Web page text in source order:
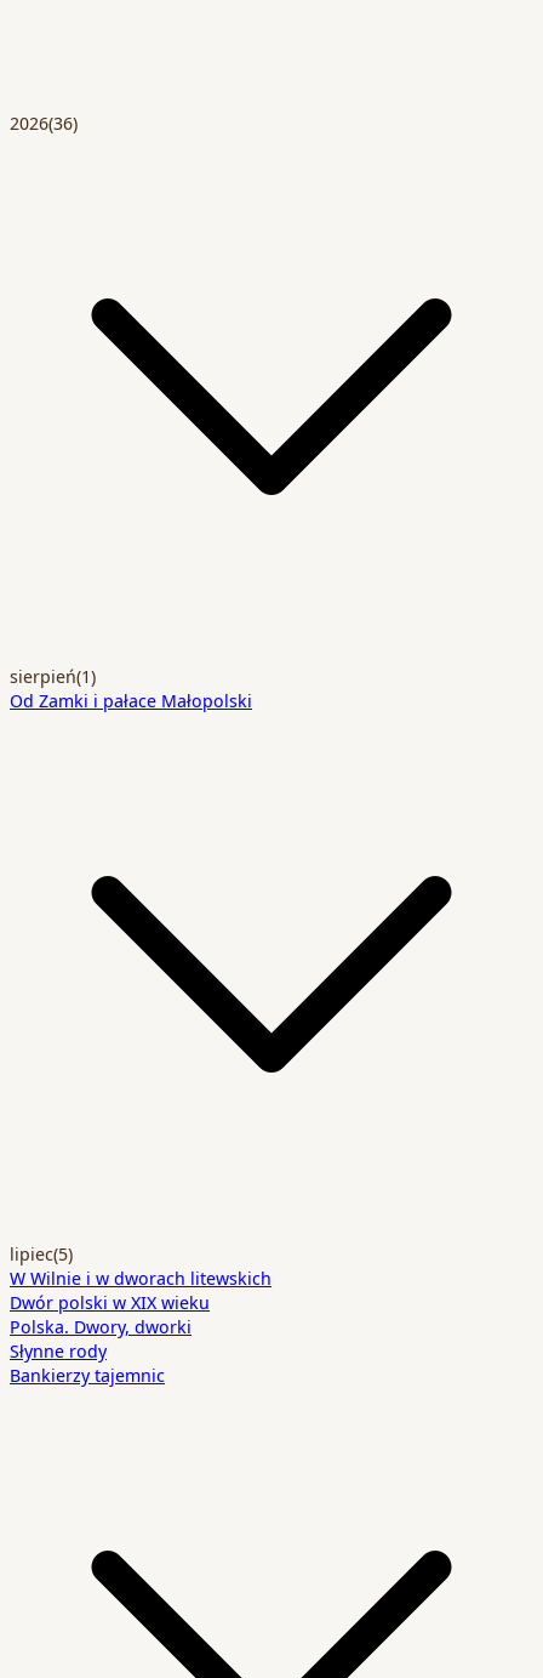
2026(36)
sierpień(1)
Od Zamki i pałace Małopolski
lipiec(5)
W Wilnie i w dworach litewskich
Dwór polski w XIX wieku
Polska. Dwory, dworki
Słynne rody
Bankierzy tajemnic